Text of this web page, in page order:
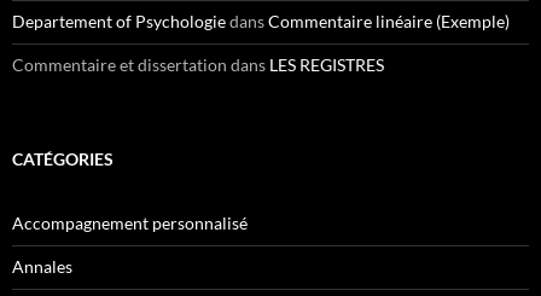
Departement of PsychologiedansCommentaire linéaire (Exemple)
Commentaire et dissertation dans LES REGISTRES
CATÉGORIES
Accompagnement personnalisé
Annales